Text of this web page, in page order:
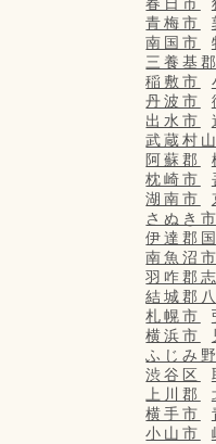
青梅市
南国市
三養基郡
稲敷市
丹波市
出水市
武蔵村
阿蘇郡
枕崎市
湖南市
さぬき市
伊達郡
南魚沼市
羽咋郡
結城郡
札幌市
横浜市
ふじみ
渋谷区
上川郡
横手市
小山市